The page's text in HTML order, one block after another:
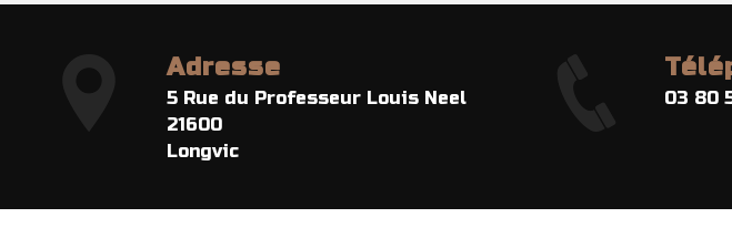
Adresse
5 Rue du Professeur Louis Neel
21600
Longvic
03 80